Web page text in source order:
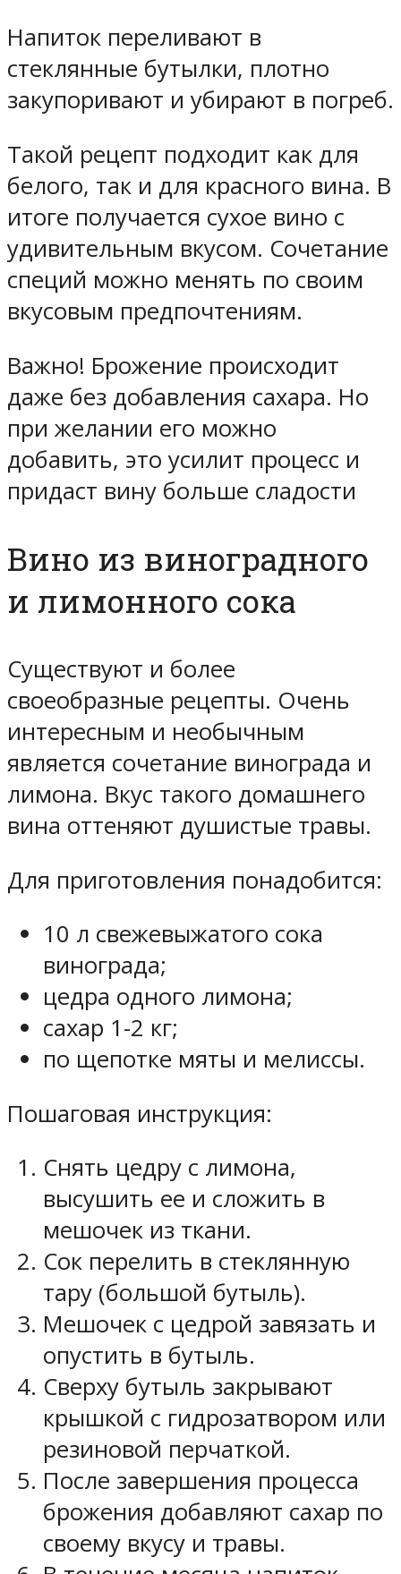
Напиток переливают в
стеклянные бутылки, плотно
закупоривают и убирают в погреб.
Такой рецепт подходит как для
белого, так и для красного вина. В
итоге получается сухое вино с
удивительным вкусом. Сочетание
специй можно менять по своим
вкусовым предпочтениям.
Важно! Брожение происходит
даже без добавления сахара. Но
при желании его можно
добавить, это усилит процесс и
придаст вину больше сладости
Вино из виноградного
и лимонного сока
Существуют и более
своеобразные рецепты. Очень
интересным и необычным
является сочетание винограда и
лимона. Вкус такого домашнего
вина оттеняют душистые травы.
Для приготовления понадобится:
10 л свежевыжатого сока
винограда;
цедра одного лимона;
сахар 1-2 кг;
по щепотке мяты и мелиссы.
Пошаговая инструкция:
Снять цедру с лимона,
высушить ее и сложить в
мешочек из ткани.
Сок перелить в стеклянную
тару (большой бутыль).
Мешочек с цедрой завязать и
опустить в бутыль.
Сверху бутыль закрывают
крышкой с гидрозатвором или
резиновой перчаткой.
После завершения процесса
брожения добавляют сахар по
своему вкусу и травы.